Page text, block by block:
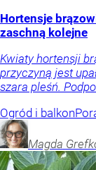
Hortensje
zaschną kolejne
Kwiaty hortensji
przyczyną jest
szara pleśń.
Ogród i balkon
Magda